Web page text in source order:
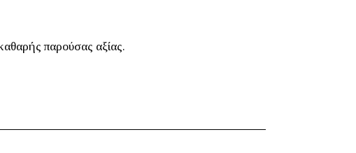
παρούσας αξίας.